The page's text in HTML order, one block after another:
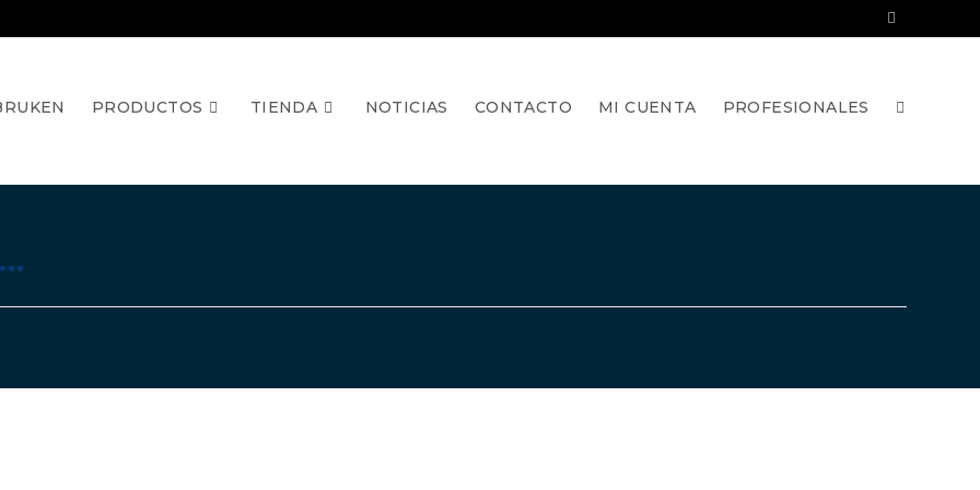
PRODUCTOS TIENDA NOTICIAS CONTACTO MI CUENTA PROFESIONALES